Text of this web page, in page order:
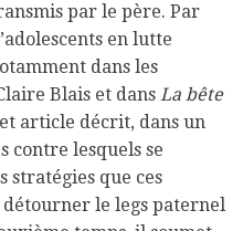
par le père. Par
en lutte
dans les
Blais et dans La bête
article décrit, dans un
contre lesquels se
stratégies que ces
le legs paternel